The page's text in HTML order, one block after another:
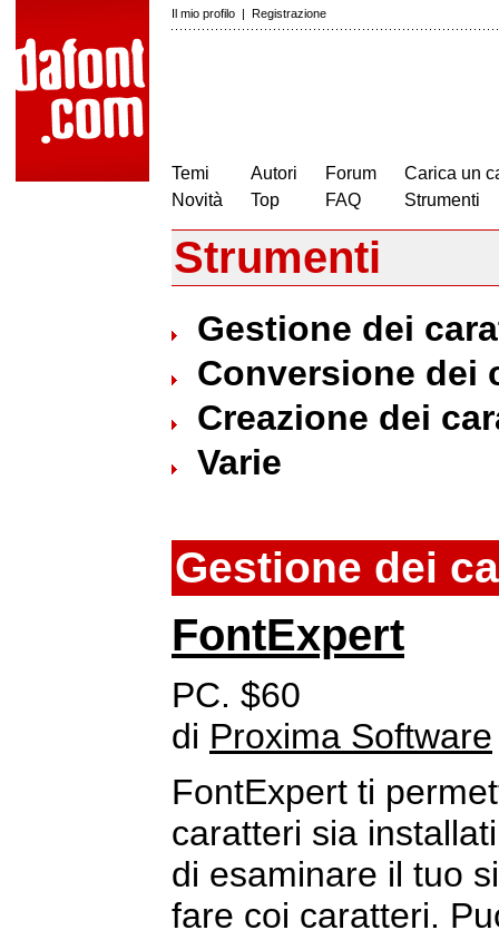
Il mio profilo | Registrazione
Temi
Novità
Autori
Top
Forum
FAQ
Carica un
Strumenti
Strumenti
Gestione dei
Conversione dei
Creazione dei
Varie
Gestione dei
FontExpert
PC. $60
di Proxima Software
FontExpert ti
caratteri sia
di esaminare il tuo
fare coi caratteri.